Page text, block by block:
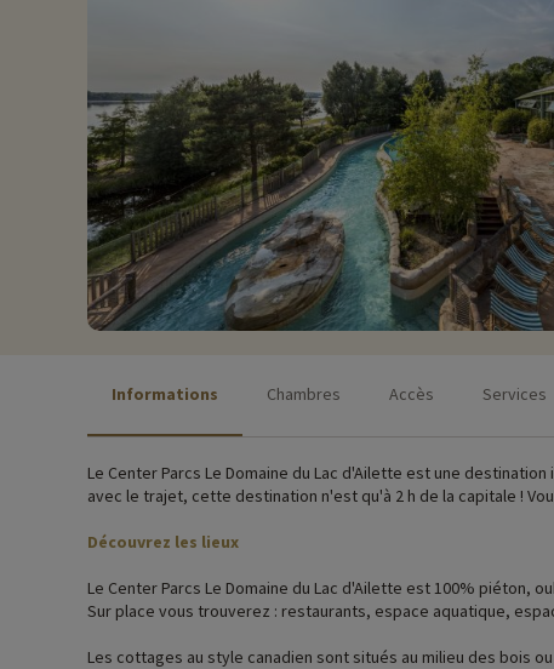
Informations Chambres Accès Services
Le Center Parcs Le Domaine du Lac d'Ailette est une
avec le trajet, cette destination n'est qu'à 2 h de la capitale !
Découvrez les lieux
Le Center Parcs Le Domaine du Lac d'Ailette est 100%
Sur place vous trouverez : restaurants, espace aquatique,
Les cottages au style canadien sont situés au milieu des bois